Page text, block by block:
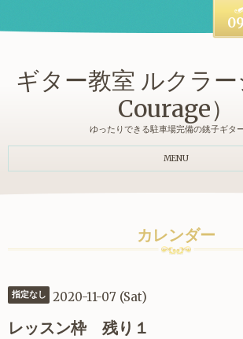
ギター教室 ルクラ
Courage）
ゆったりできる駐車場完備の銚子ギタ
MENU
カレンダー
指定なし 2020-11-07 (Sat)
レッスン枠 残り１